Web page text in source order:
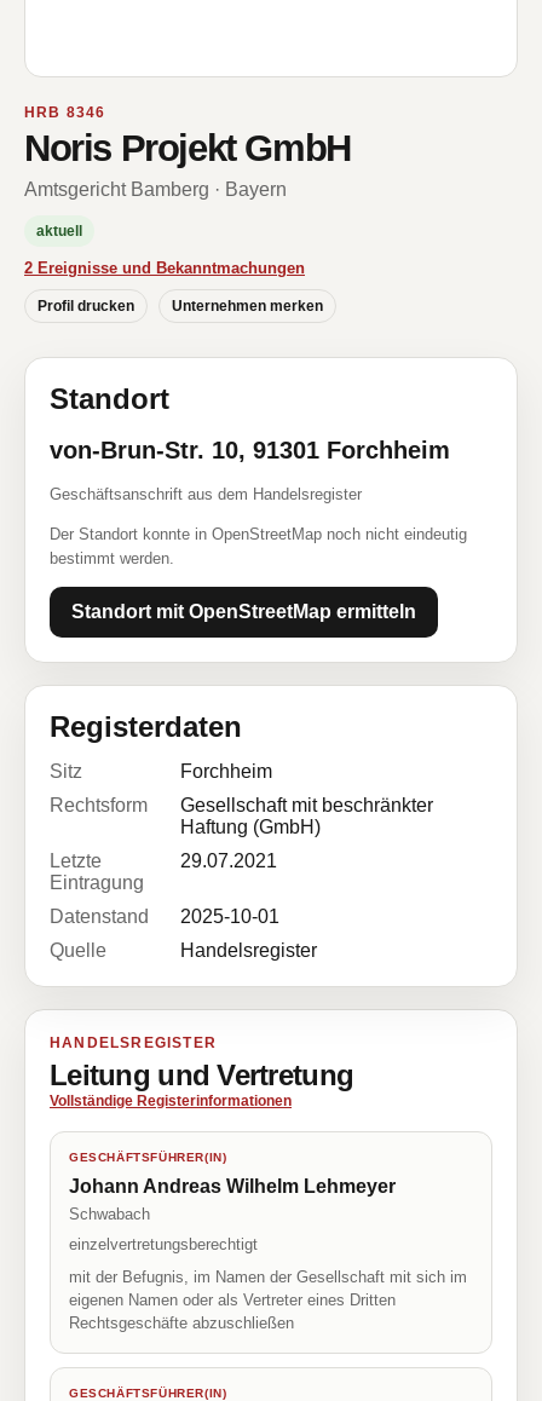
HRB 8346
Noris Projekt GmbH
Amtsgericht Bamberg · Bayern
aktuell
2 Ereignisse und Bekanntmachungen
Profil drucken Unternehmen merken
Standort
von-Brun-Str. 10, 91301 Forchheim
Geschäftsanschrift aus dem Handelsregister
Der Standort konnte in OpenStreetMap noch nicht eindeutig
bestimmt werden.
Standort mit OpenStreetMap ermitteln
Registerdaten
Sitz
Forchheim
Rechtsform
Gesellschaft mit beschränkter
Haftung (GmbH)
Letzte
Eintragung
29.07.2021
Datenstand
2025-10-01
Quelle
Handelsregister
HANDELSREGISTER
Leitung und Vertretung
Vollständige Registerinformationen
GESCHÄFTSFÜHRER(IN)
Johann Andreas Wilhelm Lehmeyer
Schwabach
einzelvertretungsberechtigt
mit der Befugnis, im Namen der Gesellschaft mit sich im
eigenen Namen oder als Vertreter eines Dritten
Rechtsgeschäfte abzuschließen
GESCHÄFTSFÜHRER(IN)